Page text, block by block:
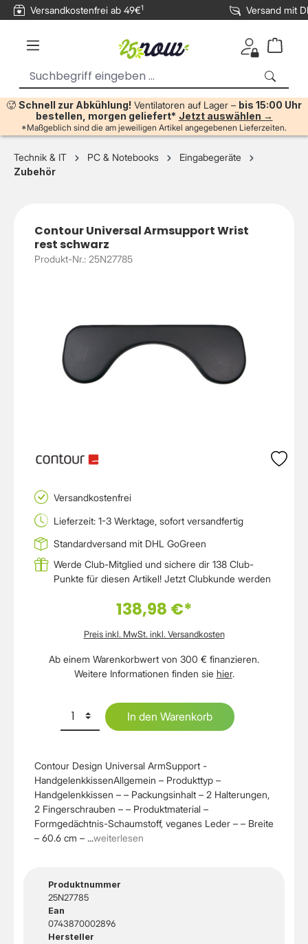
springen
Versandkostenfrei ab 49€1 Versand mit
🥵 Schnell zur Abkühlung! Ventilatoren auf Lager – bis 15:00 Uhr
bestellen, morgen geliefert* Jetzt auswählen →
*Maßgeblich sind die am jeweiligen Artikel angegebenen Lieferzeiten.
Technik & IT PC & Notebooks
Eingabegeräte
Zubehör
Contour Universal Armsupport Wrist
rest schwarz
Produkt-Nr.: 25N27785
Contour Design Universal ArmSupport -
HandgelenkkissenAllgemein – Produkttyp –
Handgelenkkissen – – Packungsinhalt – 2 Halterungen,
2 Fingerschrauben – – Produktmaterial –
Formgedächtnis-Schaumstoff, veganes Leder – – Breite
– 60.6 cm – ...weiterlesen
Produktnummer
25N27785
Ean
0743870002896
Hersteller
Versandkostenfrei
Lieferzeit: 1-3 Werktage, sofort versandfertig
Standardversand mit DHL GoGreen
Werde Club-Mitglied und sichere dir 138 Club-
Punkte für diesen Artikel! Jetzt Clubkunde werden
138,98 €*
Preis inkl. MwSt. inkl. Versandkosten
Ab einem Warenkorbwert von 300 € finanzieren.
Weitere Informationen finden sie hier.
In den Warenkorb